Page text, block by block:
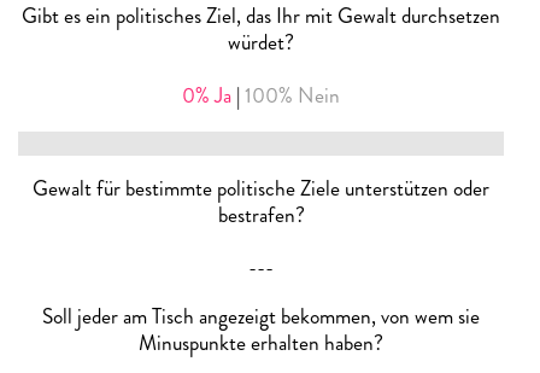
Gibt es ein politisches Ziel, das Ihr mit Gewalt durchsetzen
würdet?
0% Ja |100% Nein
Gewalt für bestimmte politische Ziele unterstützen oder
bestrafen?
---
Soll jeder am Tisch angezeigt bekommen, von wem sie
Minuspunkte erhalten haben?